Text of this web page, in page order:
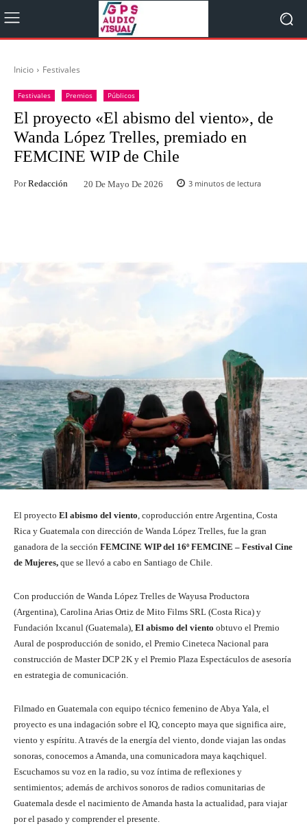
Inicio Festivales
Festivales Premios Públicos
El proyecto «El abismo del viento», de
Wanda López Trelles, premiado en
FEMCINE WIP de Chile
Por Redacción 20 De Mayo De 2026 3 minutos de lectura
El proyecto El abismo del viento, coproducción entre Argentina, Costa
Rica y Guatemala con dirección de Wanda López Trelles, fue la gran
ganadora de la sección FEMCINE WIP del 16º FEMCINE – Festival Cine
de Mujeres, que se llevó a cabo en Santiago de Chile.
Con producción de Wanda López Trelles de Wayusa Productora
(Argentina), Carolina Arias Ortiz de Mito Films SRL (Costa Rica) y
Fundación Ixcanul (Guatemala), El abismo del viento obtuvo el Premio
Aural de posproducción de sonido, el Premio Cineteca Nacional para
construcción de Master DCP 2K y el Premio Plaza Espectáculos de asesoría
en estrategia de comunicación.
Filmado en Guatemala con equipo técnico femenino de Abya Yala, el
proyecto es una indagación sobre el IQ, concepto maya que significa aire,
viento y espíritu. A través de la energía del viento, donde viajan las ondas
sonoras, conocemos a Amanda, una comunicadora maya kaqchiquel.
Escuchamos su voz en la radio, su voz íntima de reflexiones y
sentimientos; además de archivos sonoros de radios comunitarias de
Guatemala desde el nacimiento de Amanda hasta la actualidad, para viajar
por el pasado y comprender el presente.